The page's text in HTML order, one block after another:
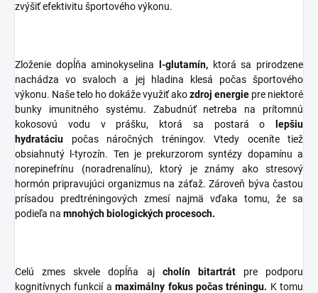
zvýšiť efektivitu športového výkonu.
Zloženie dopĺňa aminokyselina l-glutamín, ktorá sa prirodzene
nachádza vo svaloch a jej hladina klesá počas športového
výkonu. Naše telo ho dokáže využiť akozdroj energie pre niektoré
bunky imunitného systému. Zabudnúť netreba na prítomnú
kokosovú vodu v prášku, ktorá sa postará o lepšiu
hydratáciu počas náročných tréningov. Vtedy oceníte tiež
obsiahnutý l-tyrozín. Ten je prekurzorom syntézy dopamínu a
norepinefrínu (noradrenalínu), ktorý je známy ako stresový
hormón pripravujúci organizmus na záťaž. Zároveň býva častou
prísadou predtréningových zmesí najmä vďaka tomu, že sa
podieľa na mnohých biologických procesoch.
Celú zmes skvele dopĺňa aj cholín bitartrátpre podporu
kognitívnych funkcií amaximálny fokus počas tréningu. K tomu